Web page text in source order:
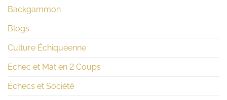
Backgammon
Blogs
Culture Échiquéenne
Echec et Mat en 2 Coups
Échecs et Société